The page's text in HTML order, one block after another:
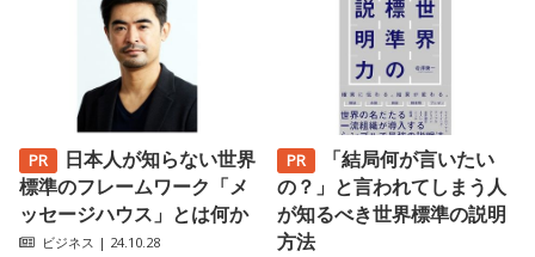
日本人が知らない世界
標準のフレームワーク「メ
ッセージハウス」とは何か
ビジネス | 24.10.28
「結局何が言いたい
の？」と言われてしまう人
が知るべき世界標準の説明
方法